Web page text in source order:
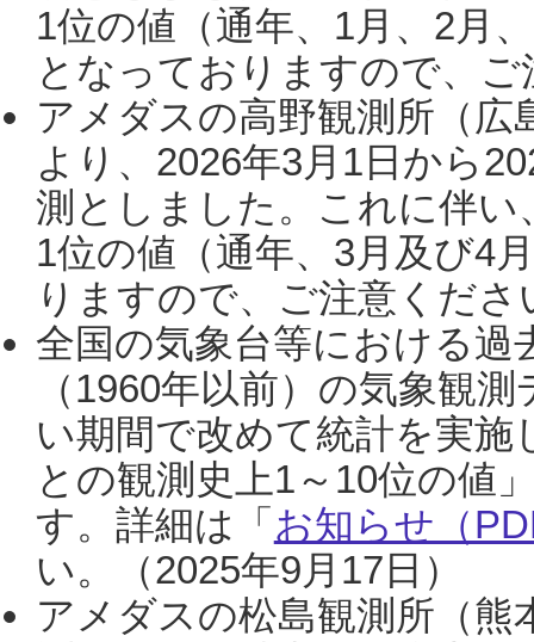
1位の値（通年、1月、2月
となっておりますので、
アメダスの高野観測所（
より、2026年3月1日から
測としました。これに伴い
1位の値（通年、3月及び4
りますので、ご注意くだ
全国の気象台等における過
（1960年以前）の気象観
い期間で改めて統計を実
との観測史上1～10位の値
す。詳細は「 お知らせ（
い。（2025年9月17日）
アメダスの松島観測所（熊